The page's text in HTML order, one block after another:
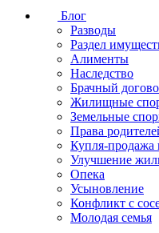
Блог
Разводы
Раздел
Алименты
Наследство
Брачный
Жилищные
Земельные
Права
Купля-продажа
Улучшение
Опека
Усыновление
Конфликт с
Молодая семья